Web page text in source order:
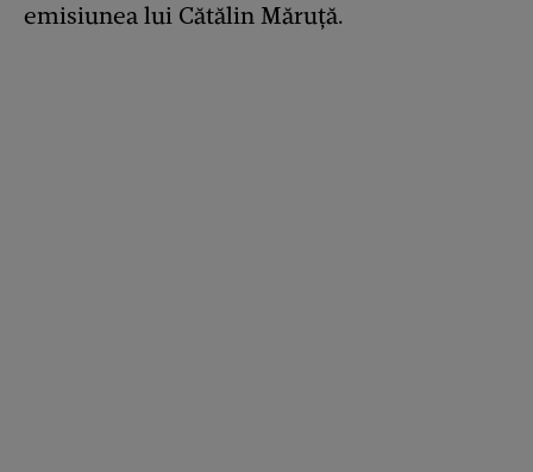
emisiunea lui Cătălin Măruță.